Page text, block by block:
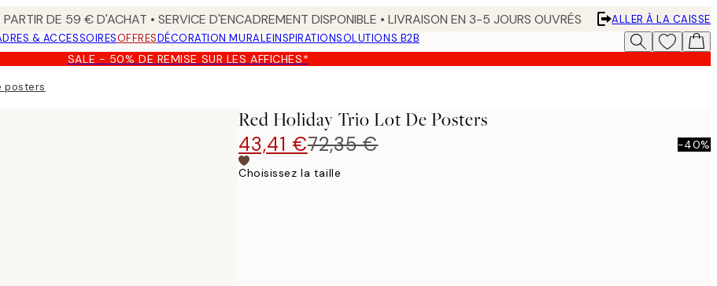
DE 59 € D'ACHAT • SERVICE D'ENCADREMENT DISPONIBLE • LIVRAISON EN 3-5 JOURS OUVRÉS
ALLER À LA CAISSE
& ACCESSOIRESOFFRESDÉCORATION MURALEINSPIRATIONSOLUTIONS B2B
SALE - 50% DE REMISE SUR LES AFFICHES*
posters
Red Holiday Trio Lot De Posters
43,41 €72,35 € -40%
Choisissez la taille